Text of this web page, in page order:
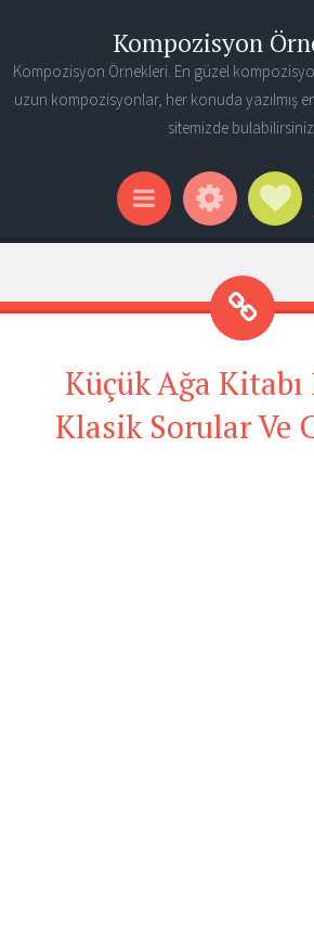
Kompozisyon
Kompozisyon Örnekleri. En güzel
uzun kompozisyonlar, her konuda yazılmış
sitemizde
Menu Widgets
Küçük Ağa
Klasik Sorular Ve